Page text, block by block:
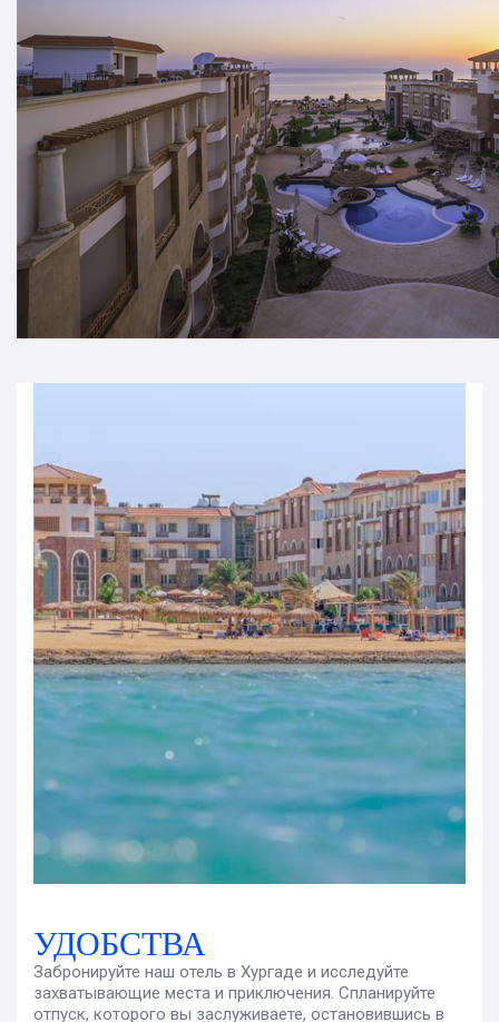
УДОБСТВА
Забронируйте наш отель в Хургаде и исследуйте
захватывающие места и приключения. Спланируйте
отпуск, которого вы заслуживаете, остановившись в